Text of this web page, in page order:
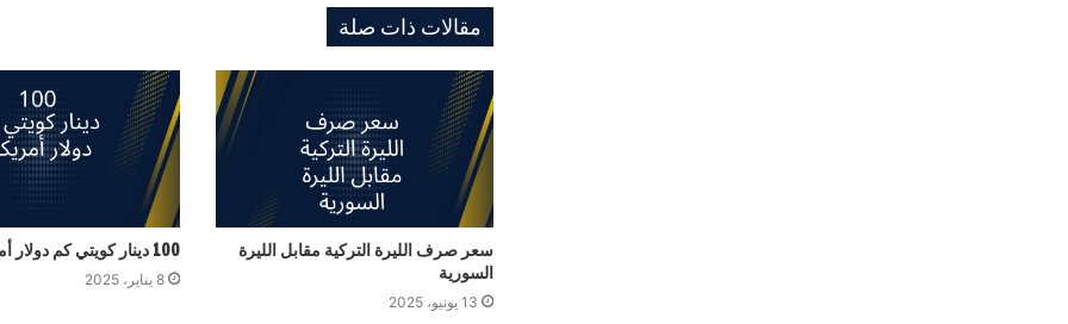
مقالات ذات صلة
سعر صرف الليرة التركية مقابل الليرة
السورية
13 يونيو، 2025
100 دينار كويتي كم دولار أمريكي
8 يناير، 2025